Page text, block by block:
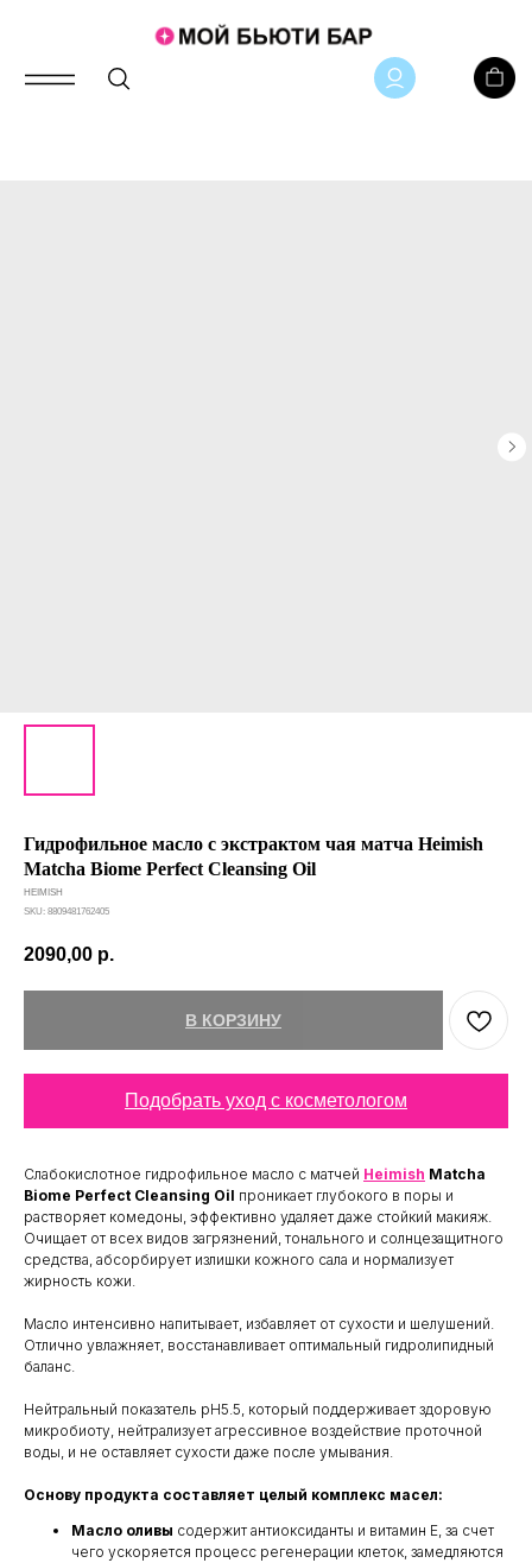
Гидрофильное масло с экстрактом чая матча Heimish
Matcha Biome Perfect Cleansing Oil
HEIMISH
SKU: 8809481762405
2090,00 р.
В КОРЗИНУ
Подобрать уход с косметологом
Слабокислотное гидрофильное масло с матчей Heimish Matcha
Biome Perfect Cleansing Oil проникает глубокого в поры и
растворяет комедоны, эффективно удаляет даже стойкий макияж.
Очищает от всех видов загрязнений, тонального и солнцезащитного
средства, абсорбирует излишки кожного сала и нормализует
жирность кожи.
Масло интенсивно напитывает, избавляет от сухости и шелушений.
Отлично увлажняет, восстанавливает оптимальный гидролипидный
баланс.
Нейтральный показатель pH5.5, который поддерживает здоровую
микробиоту, нейтрализует агрессивное воздействие проточной
воды, и не оставляет сухости даже после умывания.
Основу продукта составляет целый комплекс масел:
Масло оливы содержит антиоксиданты и витамин Е, за счет
чего ускоряется процесс регенерации клеток, замедляются